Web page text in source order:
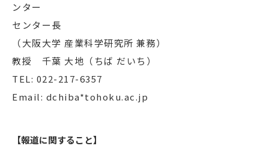
ンター
センター長
（大阪大学 産業科学研究所 兼務）
教授 千葉 大地（ちば だいち）
TEL: 022-217-6357
Email: dchiba*tohoku.ac.jp
【報道に関すること】